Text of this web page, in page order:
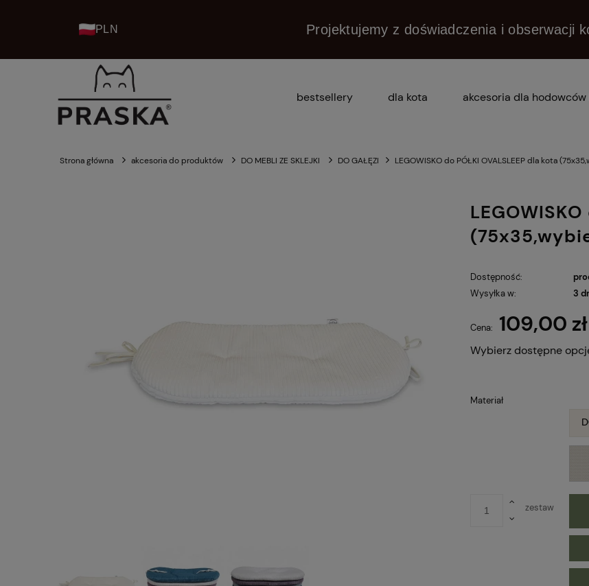
PLN Projektujemy z doświadczenia i obserwacji
bestsellery dla kota akcesoria dla
Strona główna akcesoria do produktów DO MEBLI ZE SKLEJKI DO GAŁĘZI LEGOWISKO do PÓŁKI OVALSLEEP dla kota
Dostępność:
Wysyłka w:
3
Cena: 109,00 zł
Wybierz dostępne
Materiał
zestaw